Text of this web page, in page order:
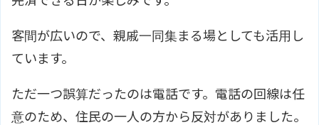
客間が広いので、親戚一同集まる場としても活用し
ています。
ただ一つ誤算だったのは電話です。電話の回線は任
意のため、住民の一人の方から反対がありました。